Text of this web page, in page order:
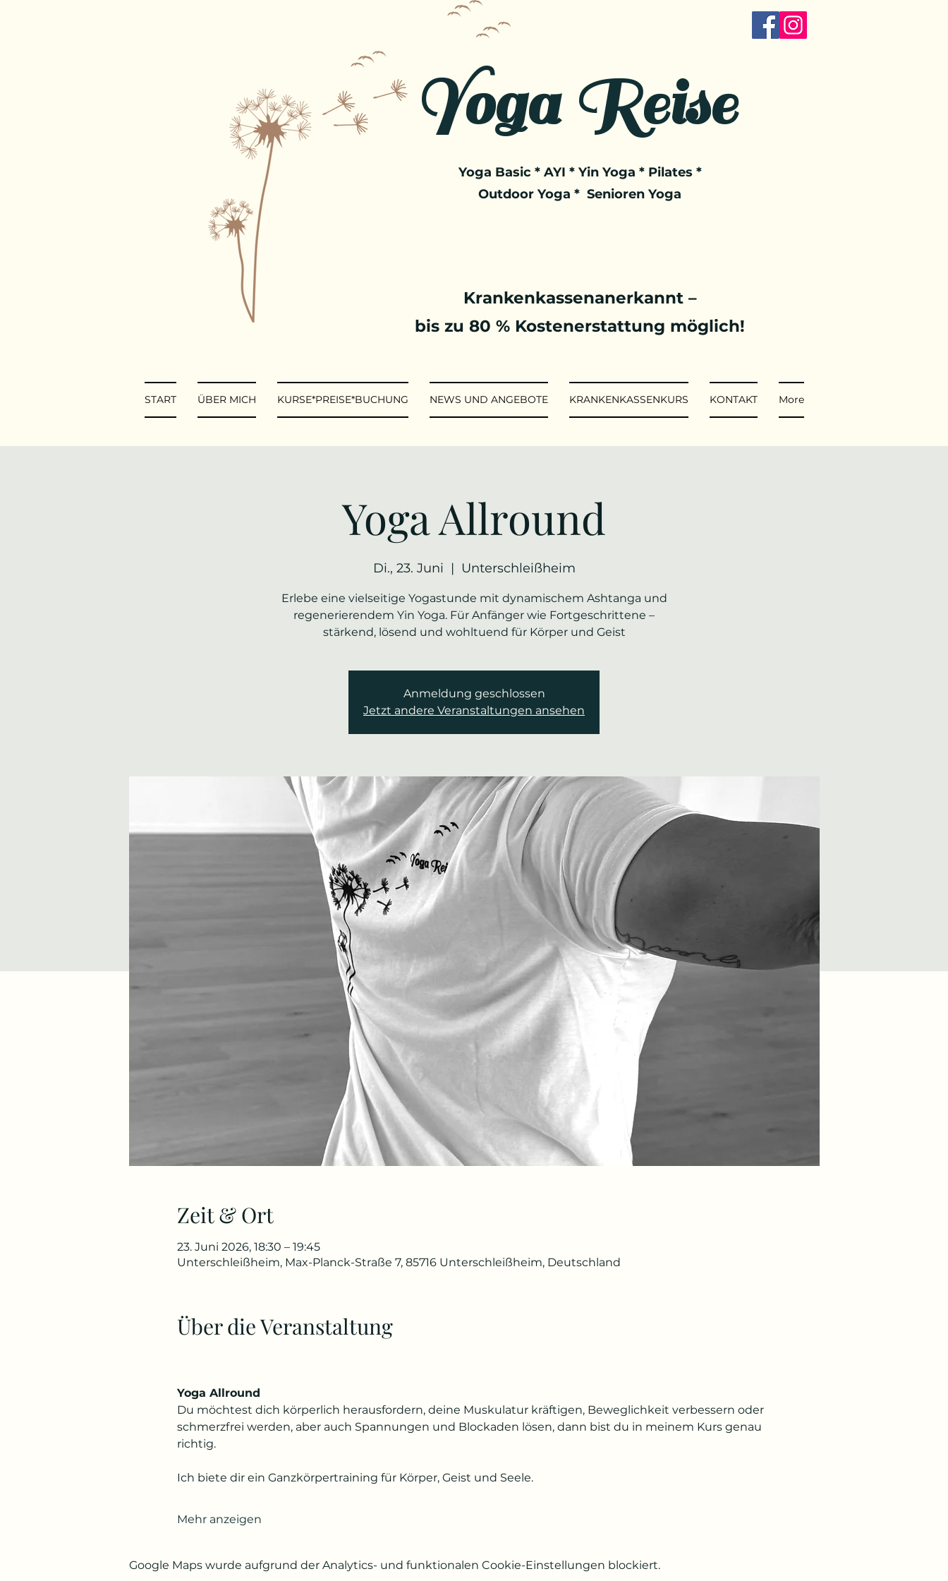
Yoga Reise
Yoga Basic * AYI * Yin Yoga * Pilates *
Outdoor Yoga * Senioren Yoga
Krankenkassenanerkannt –
bis zu 80 % Kostenerstattung möglich!
START ÜBER MICH KURSE*PREISE*BUCHUNG NEWS UND ANGEBOTE KRANKENKASSENKURS KONTAKT More
Yoga Allround
Di., 23. Juni
  |
Unterschleißheim
Erlebe eine vielseitige Yogastunde mit dynamischem Ashtanga und
regenerierendem Yin Yoga. Für Anfänger wie Fortgeschrittene –
stärkend, lösend und wohltuend für Körper und Geist
Anmeldung geschlossen
Jetzt andere Veranstaltungen ansehen
Zeit & Ort
23. Juni 2026, 18:30 – 19:45
Unterschleißheim, Max-Planck-Straße 7, 85716 Unterschleißheim, Deutschland
Über die Veranstaltung
Yoga Allround
Du möchtest dich körperlich herausfordern, deine Muskulatur kräftigen, Beweglichkeit verbessern oder
schmerzfrei werden, aber auch Spannungen und Blockaden lösen, dann bist du in meinem Kurs genau
richtig.
Ich biete dir ein Ganzkörpertraining für Körper, Geist und Seele.
Mehr anzeigen
Google Maps wurde aufgrund der Analytics- und funktionalen Cookie-Einstellungen blockiert.